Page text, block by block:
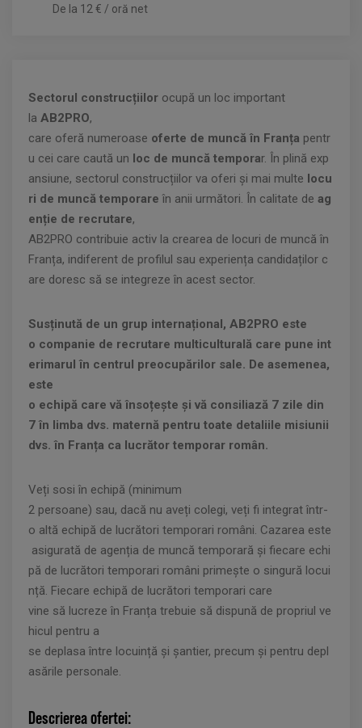
De la 12 € / oră net
Sectorul construcțiilor ocupă un loc important
la AB2PRO,
care oferă numeroase oferte de muncă în Franța pentr
u cei care caută un loc de muncă temporar. În plină exp
ansiune, sectorul construcțiilor va oferi și mai multe locu
ri de muncă temporare în anii următori. În calitate de ag
enție de recrutare,
AB2PRO contribuie activ la crearea de locuri de muncă în
Franța, indiferent de profilul sau experiența candidaților c
are doresc să se integreze în acest sector.
Susținută de un grup internațional, AB2PRO este
o companie de recrutare multiculturală care pune int
erimarul în centrul preocupărilor sale. De asemenea,
este
o echipă care vă însoțește și vă consiliază 7 zile din
7 în limba dvs. maternă pentru toate detaliile misiunii
dvs. în Franța ca lucrător temporar român.
Veți sosi în echipă (minimum
2 persoane) sau, dacă nu aveți colegi, veți fi integrat într-
o altă echipă de lucrători temporari români. Cazarea este
asigurată de agenția de muncă temporară și fiecare echi
pă de lucrători temporari români primește o singură locui
nță. Fiecare echipă de lucrători temporari care
vine să lucreze în Franța trebuie să dispună de propriul ve
hicul pentru a
se deplasa între locuință și șantier, precum și pentru depl
asările personale.
Descrierea ofertei: